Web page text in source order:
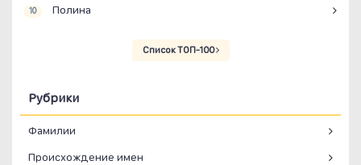
10 Полина
Список ТОП-100
Рубрики
Фамилии
Происхождение имен